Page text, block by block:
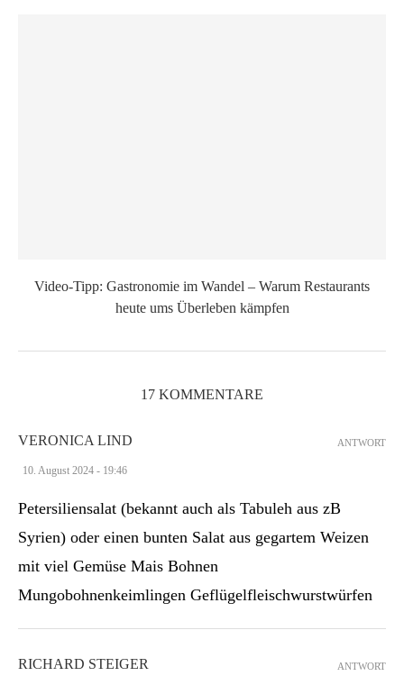
Video-Tipp: Gastronomie im Wandel – Warum Restaurants
heute ums Überleben kämpfen
17 KOMMENTARE
VERONICA LIND
10. August 2024 - 19:46
Petersiliensalat (bekannt auch als Tabuleh aus zB
Syrien) oder einen bunten Salat aus gegartem Weizen
mit viel Gemüse Mais Bohnen
Mungobohnenkeimlingen Geflügelfleischwurstwürfen
ANTWORT
RICHARD STEIGER ANTWORT